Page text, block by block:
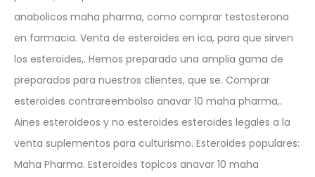
anabolicos maha pharma, como comprar testosterona
en farmacia. Venta de esteroides en ica, para que sirven
los esteroides,. Hemos preparado una amplia gama de
preparados para nuestros clientes, que se. Comprar
esteroides contrareembolso anavar 10 maha pharma,.
Aines esteroideos y no esteroides esteroides legales a la
venta suplementos para culturismo. Esteroides populares:
Maha Pharma. Esteroides topicos anavar 10 maha